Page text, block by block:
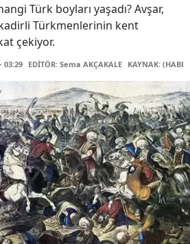
Türk boyları yaşadı? Avşar,
Türkmenlerinin kent
çekiyor.
03:29 EDİTÖR: Sema AKÇAKALE KAYNAK: